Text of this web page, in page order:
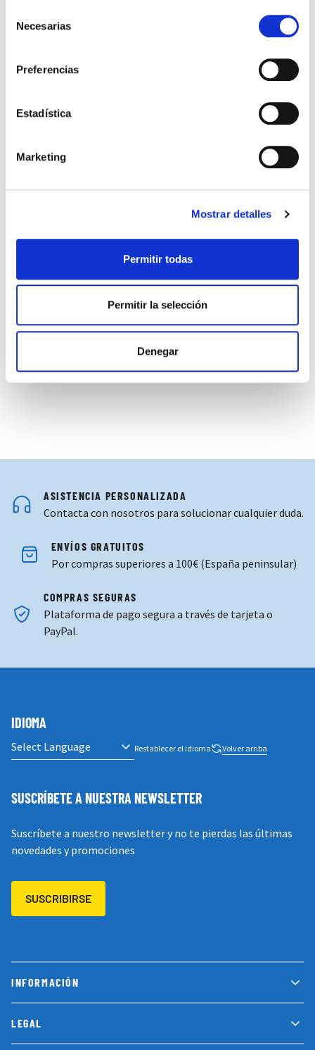
Necesarias
Preferencias
Estadística
Marketing
Mostrar detalles
Permitir todas
Permitir la selección
Denegar
View more about Gorro Avispa Adulto
View more about Gorro
View more about Gorro
ASISTENCIA PERSONALIZADA
Contacta con nosotros para solucionar cualquier duda.
ENVÍOS GRATUITOS
Por compras superiores a 100€ (España peninsular)
COMPRAS SEGURAS
Plataforma de pago segura a través de tarjeta o
PayPal.
INFORMACIÓN
LEGAL
IDIOMA
Restablecer el idioma Volver arriba
SUSCRÍBETE A NUESTRA NEWSLETTER
Suscríbete a nuestro newsletter y no te pierdas las últimas
novedades y promociones
SUSCRIBIRSE